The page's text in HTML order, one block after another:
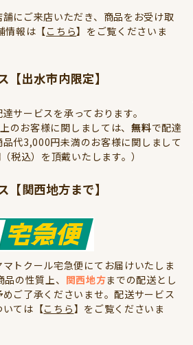
にご来店いただき、商品をお受け取
情報は【こちら】をご覧くださいま
【出水市内限定】
達サービスを承っております。
のお客様に関しましては、無料で配達
代3,000円未満のお客様に関しまして
税込）を頂戴いたします。）
【関西地方まで】
トクール宅急便にてお届けいたしま
の性質上、 関西地方までの配送とし
ご了承くださいませ。配送サービス
いては【こちら】をご覧くださいま